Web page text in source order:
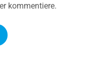
kommentiere.